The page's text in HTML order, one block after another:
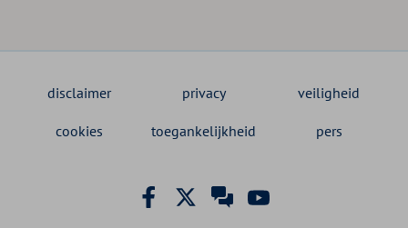
disclaimer privacy veiligheid
cookies toegankelijkheid pers